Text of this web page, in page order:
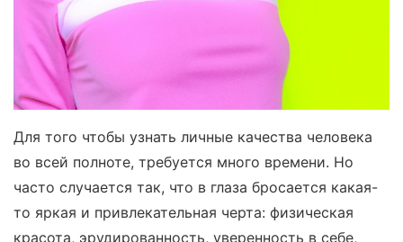
Для того чтобы узнать личные качества человека
во всей полноте, требуется много времени. Но
часто случается так, что в глаза бросается какая-
то яркая и привлекательная черта: физическая
красота, эрудированность, уверенность в себе,